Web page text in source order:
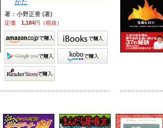
かた
著：小野正誉 (著)
定価 1,184円（税抜）